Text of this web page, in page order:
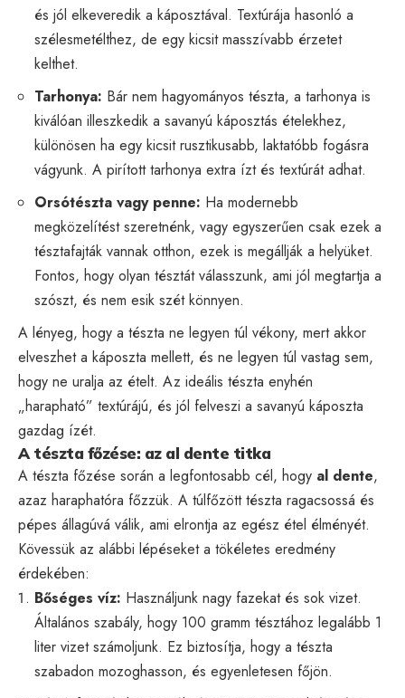
és jól elkeveredik a káposztával. Textúrája hasonló a
szélesmetélthez, de egy kicsit masszívabb érzetet
kelthet.
Tarhonya: Bár nem hagyományos tészta, a tarhonya is
kiválóan illeszkedik a savanyú káposztás ételekhez,
különösen ha egy kicsit rusztikusabb, laktatóbb fogásra
vágyunk. A pirított tarhonya extra ízt és textúrát adhat.
Orsótészta vagy penne: Ha modernebb
megközelítést szeretnénk, vagy egyszerűen csak ezek a
tésztafajták vannak otthon, ezek is megállják a helyüket.
Fontos, hogy olyan tésztát válasszunk, ami jól megtartja a
szószt, és nem esik szét könnyen.
A lényeg, hogy a tészta ne legyen túl vékony, mert akkor
elveszhet a káposzta mellett, és ne legyen túl vastag sem,
hogy ne uralja az ételt. Az ideális tészta enyhén
„harapható” textúrájú, és jól felveszi a savanyú káposzta
gazdag ízét.
A tészta főzése: az al dente titka
A tészta főzése során a legfontosabb cél, hogy al dente,
azaz haraphatóra főzzük. A túlfőzött tészta ragacsossá és
pépes állagúvá válik, ami elrontja az egész étel élményét.
Kövessük az alábbi lépéseket a tökéletes eredmény
érdekében:
Bőséges víz: Használjunk nagy fazekat és sok vizet.
Általános szabály, hogy 100 gramm tésztához legalább 1
liter vizet számoljunk. Ez biztosítja, hogy a tészta
szabadon mozoghasson, és egyenletesen főjön.